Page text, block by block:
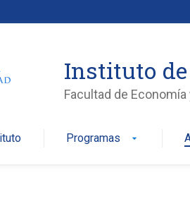
Instituto
Facultad de
Programas arrow_drop_down